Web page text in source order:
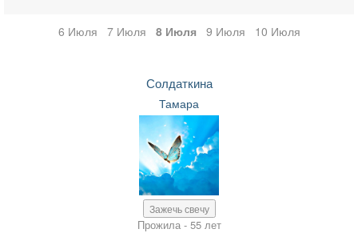
6 Июля 7 Июля 8 Июля 9 Июля 10 Июля
Солдаткина
Тамара
Зажечь свечу
Прожила - 55 лет